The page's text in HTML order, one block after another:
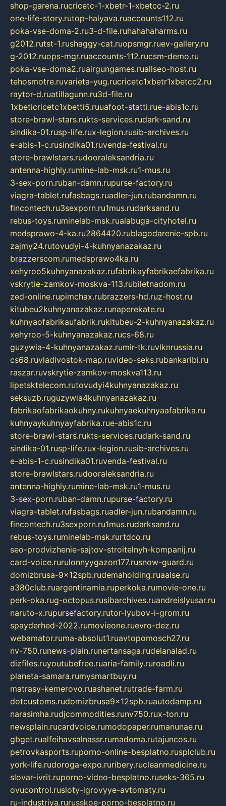
shop-garena.rucricetc-1-xbetr-1-xbetcc-2.ru
one-life-story.rutop-halyava.ruaccounts112.ru
poka-vse-doma-2.ru3-d-file.ruhahahaharms.ru
g2012.rutst-1.rushaggy-cat.ruopsmgr.ruev-gallery.ru
g-2012.ruops-mgr.ruaccounts-112.rucsm-demo.ru
poka-vse-doma2.ruairgungames.ruallseo-host.ru
tehosmotre.ruvarieta-yug.rucricetc1xbetr1xbetcc2.ru
raytor-d.ruatillagunn.ru3d-file.ru
1xbeticricetc1xbetti5.ruuafoot-statti.rue-abis1c.ru
store-brawl-stars.rukts-services.rudark-sand.ru
sindika-01.rusp-life.rux-legion.rusib-archives.ru
e-abis-1-c.rusindika01.ruvenda-festival.ru
store-brawlstars.rudooraleksandria.ru
antenna-highly.rumine-lab-msk.ru1-mus.ru
3-sex-porn.ruban-damn.rupurse-factory.ru
viagra-tablet.rufasbags.ruadler-jun.rubandamn.ru
fincontech.ru3sexporn.ru1mus.rudarksand.ru
rebus-toys.ruminelab-msk.rualabuga-cityhotel.ru
medsprawo-4-ka.ru2864420.rublagodarenie-spb.ru
zajmy24.rutovudyi-4-kuhnyanazakaz.ru
brazzerscom.rumedsprawo4ka.ru
xehyroo5kuhnyanazakaz.rufabrikayfabrikaefabrika.ru
vskrytie-zamkov-moskva-113.rubiletnadom.ru
zed-online.rupimchax.rubrazzers-hd.ruz-host.ru
kitubeu2kuhnyanazakaz.runaperekate.ru
kuhnyaofabrikaufabrik.rukitubeu-2-kuhnyanazakaz.ru
xehyroo-5-kuhnyanazakaz.rucs-68.ru
guzywia-4-kuhnyanazakaz.rumir-tk.ruvlknrussia.ru
cs68.ruvladivostok-map.ruvideo-seks.rubankaribi.ru
raszar.ruvskrytie-zamkov-moskva113.ru
lipetsktelecom.rutovudyi4kuhnyanazakaz.ru
seksuzb.ruguzywia4kuhnyanazakaz.ru
fabrikaofabrikaokuhny.rukuhnyaekuhnyaafabrika.ru
kuhnyaykuhnyayfabrika.rue-abis1c.ru
store-brawl-stars.rukts-services.rudark-sand.ru
sindika-01.rusp-life.rux-legion.rusib-archives.ru
e-abis-1-c.rusindika01.ruvenda-festival.ru
store-brawlstars.rudooraleksandria.ru
antenna-highly.rumine-lab-msk.ru1-mus.ru
3-sex-porn.ruban-damn.rupurse-factory.ru
viagra-tablet.rufasbags.ruadler-jun.rubandamn.ru
fincontech.ru3sexporn.ru1mus.rudarksand.ru
rebus-toys.ruminelab-msk.rurtdco.ru
seo-prodvizhenie-sajtov-stroitelnyh-kompanij.ru
card-voice.rurulonnyygazon177.rusnow-guard.ru
domizbrusa-9x12spb.rudemaholding.ruaalse.ru
a380club.ruargentinamia.ruperkoka.rumovie-one.ru
perk-oka.rug-octopus.rusibarchives.ruandreislyusar.ru
naruto-x.rupursefactory.rutor-lyubov-i-grom.ru
spayderhed-2022.rumovieone.ruevro-dez.ru
webamator.ruma-absolut1.ruavtopomosch27.ru
nv-750.runews-plain.runertansaga.rudelanalad.ru
dizfiles.ruyoutubefree.ruaria-family.ruroadli.ru
planeta-samara.rumysmartbuy.ru
matrasy-kemerovo.ruashanet.rutrade-farm.ru
dotcustoms.rudomizbrusa9x12spb.ruautodamp.ru
narasimha.rudjcommodities.runv750.rux-ton.ru
newsplain.rucardvoice.rumodopaper.rumanunae.ru
gbget.rualfeihavsalnassr.rumadoma.rutajuncos.ru
petrovkasports.ruporno-online-besplatno.rusplclub.ru
york-life.rudoroga-expo.ruribery.rucleanmedicine.ru
slovar-ivrit.ruporno-video-besplatno.ruseks-365.ru
ovucontrol.rusloty-igrovyye-avtomaty.ru
ru-industriya.rurusskoe-porno-besplatno.ru